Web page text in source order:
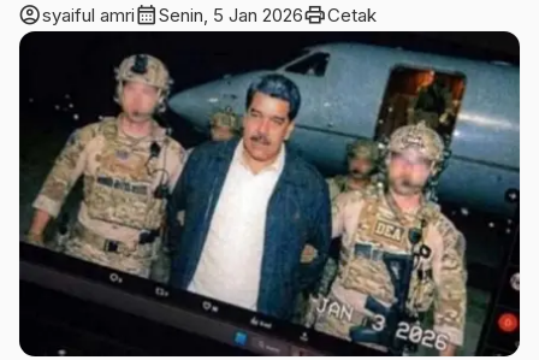
account_circlesyaiful amricalendar_monthSenin, 5 Jan 2026printCetak